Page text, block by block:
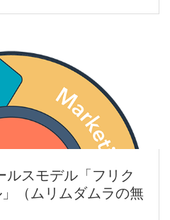
スモデル「フリク
（ムリムダムラの無